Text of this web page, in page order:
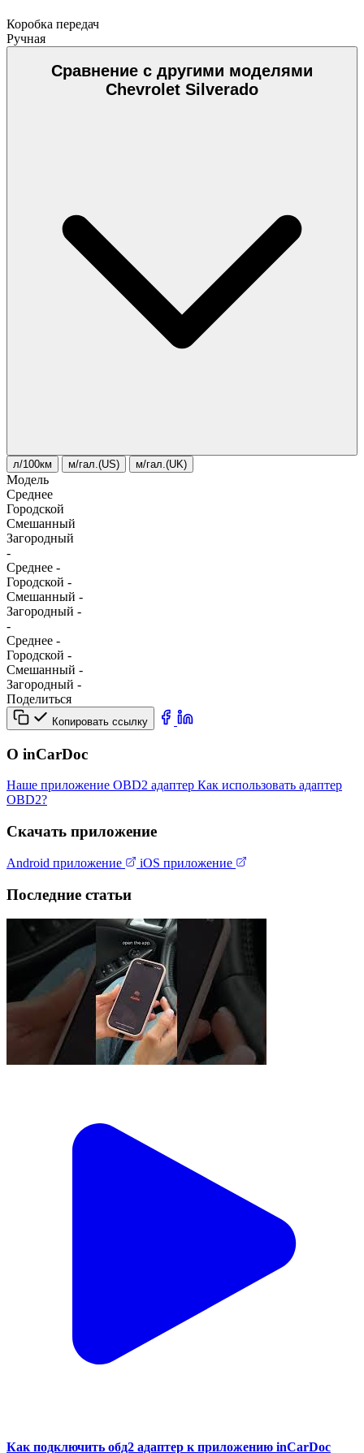
Коробка передач
Ручная
Сравнение с другими моделями
Chevrolet Silverado
л/100км м/гал.(US) м/гал.(UK)
Модель
Среднее
Городской
Смешанный
Загородный
-
Среднее -
Городской -
Смешанный -
Загородный -
-
Среднее -
Городской -
Смешанный -
Загородный -
Поделиться
Копировать ссылку
О inCarDoc
Наше приложение OBD2 адаптер Как использовать адаптер
OBD2?
Скачать приложение
Android приложение iOS приложение
Последние статьи
Как подключить обд2 адаптер к приложению inCarDoc